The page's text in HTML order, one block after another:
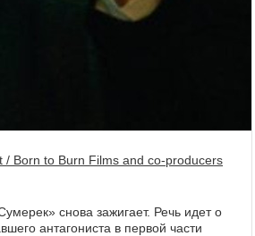
/ Born to Burn Films and co-producers
снова зажигает. Речь идет о
антагониста в первой части